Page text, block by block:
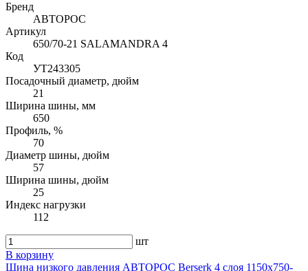
Бренд
АВТОРОС
Артикул
650/70-21 SALAMANDRA 4
Код
УТ243305
Посадочный диаметр, дюйм
21
Ширина шины, мм
650
Профиль, %
70
Диаметр шины, дюйм
57
Ширина шины, дюйм
25
Индекс нагрузки
112
шт
В корзину
Шина низкого давления АВТОРОС Berserk 4 слоя 1150х750-